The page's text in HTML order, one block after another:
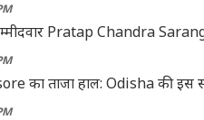
Pratap Chandra
का ताजा हाल: Odisha की इस